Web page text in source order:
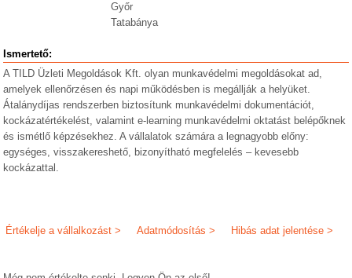
Győr
Tatabánya
Ismertető:
A TILD Üzleti Megoldások Kft. olyan munkavédelmi megoldásokat ad,
amelyek ellenőrzésen és napi működésben is megállják a helyüket.
Átalánydíjas rendszerben biztosítunk munkavédelmi dokumentációt,
kockázatértékelést, valamint e-learning munkavédelmi oktatást belépőknek
és ismétlő képzésekhez. A vállalatok számára a legnagyobb előny:
egységes, visszakereshető, bizonyítható megfelelés – kevesebb
kockázattal.
Hibás adat jelentése >
Adatmódosítás >
Értékelje a vállalkozást >